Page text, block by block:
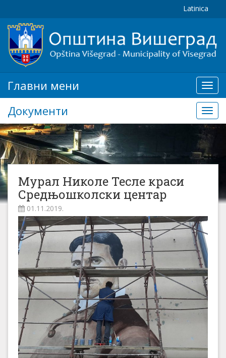
Latinica
мени
Главни мени
Документи
Мурал Николе Тесле краси
Средњошколски центар
01.11.2019.